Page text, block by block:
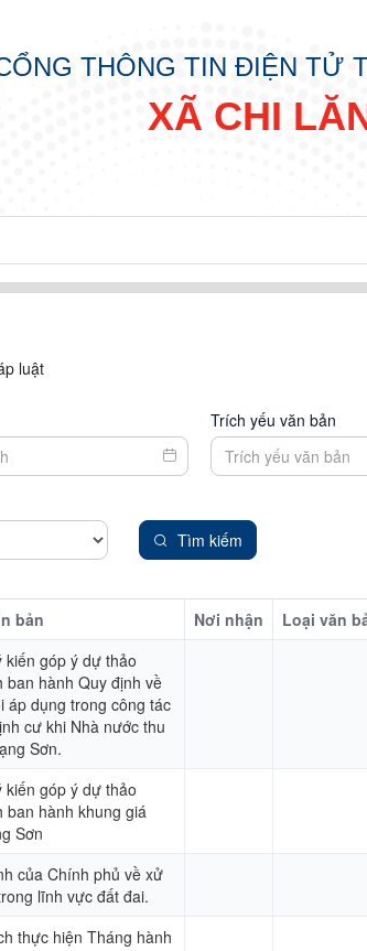
THÔNG TIN ĐIỆN TỬ
XÃ CHI
luật
Trích yếu văn bản
Tìm kiếm
bản Nơi nhận Loại văn
kiến góp ý dự thảo
ban hành Quy định về
áp dụng trong công tác
cư khi Nhà nước thu
Sơn.
kiến góp ý dự thảo
ban hành khung giá
Sơn
của Chính phủ về xử
lĩnh vực đất đai.
thực hiện Tháng hành